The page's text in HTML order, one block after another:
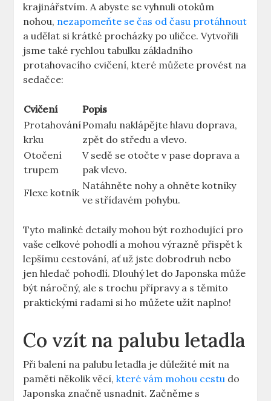
krajinářstvím. A abyste se vyhnuli otokům
nohou, nezapomeňte se čas od času protáhnout
a udělat si krátké procházky po uličce. Vytvořili
jsme také rychlou tabulku základního
protahovacího cvičení, které můžete provést na
sedačce:
Cvičení
Popis
Protahování
krku
Pomalu naklápějte hlavu doprava,
zpět do středu a vlevo.
Otočení
trupem
V sedě se otočte v pase doprava a
pak vlevo.
Flexe kotník
Natáhněte nohy a ohněte kotníky
ve střídavém pohybu.
Tyto malinké detaily mohou být rozhodující pro
vaše celkové pohodlí a mohou výrazně přispět k
lepšímu cestování, ať už jste dobrodruh nebo
jen hledač pohodlí. Dlouhý let do Japonska může
být náročný, ale s trochu přípravy a s těmito
praktickými radami si ho můžete užít naplno!
Co vzít na palubu letadla
Při balení na palubu letadla je důležité mít na
paměti několik věcí,které vám mohou cestu do
Japonska značně usnadnit. Začněme s